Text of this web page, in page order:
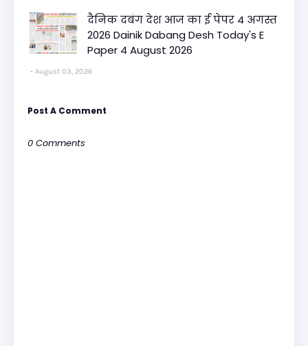
दैनिक दबंग देश आज का ई पेपर 4 अगस्त
2026 Dainik Dabang Desh Today's E
Paper 4 August 2026
August 03, 2026
Post A Comment
0 Comments